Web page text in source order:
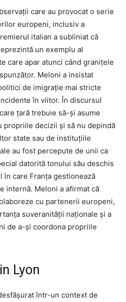
care au provocat o serie
europeni, inclusiv a
italian a subliniat că
un exemplu al
care apar atunci când granițele
Meloni a insistat
de imigrație mai stricte
în viitor. În discursul
țară trebuie să-și asume
propriile decizii și să nu depindă
state sau de instituțiile
au fost percepute de unii ca
datorită tonului său deschis
în care Franța gestionează
internă. Meloni a afirmat că
cu partenerii europeni,
suveranității naționale și a
de a-și coordona propriile
Lyon
într-un context de